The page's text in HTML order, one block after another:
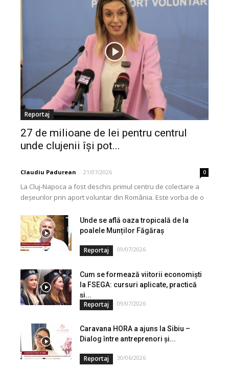
Reportaj
27 de milioane de lei pentru centrul
unde clujenii își pot...
Claudiu Padurean - 21/07/2026 0
La Cluj-Napoca a fost deschis primul centru de colectare a
deșeurilor prin aport voluntar din România. Este vorba de o
Unde se află oaza tropicală de la
poalele Munților Făgăraș
Reportaj 09/07/2026
Cum se formează viitorii economiști
la FSEGA: cursuri aplicate, practică
și...
Reportaj 09/07/2026
Caravana HORA a ajuns la Sibiu –
Dialog între antreprenori și...
Reportaj 30/06/2026